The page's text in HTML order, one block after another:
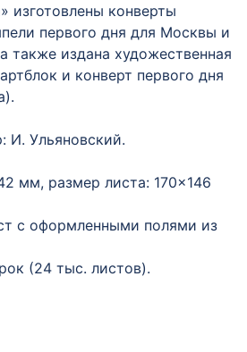
изготовлены конверты
первого дня для Москвы и
также издана художественная
и конверт первого дня
И. Ульяновский.
мм, размер листа: 170×146
с оформленными полями из
(24 тыс. листов).